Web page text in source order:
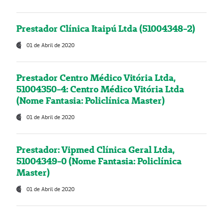
Prestador Clínica Itaipú Ltda (51004348-2)
01 de Abril de 2020
Prestador Centro Médico Vitória Ltda,
51004350-4: Centro Médico Vitória Ltda
(Nome Fantasia: Policlínica Master)
01 de Abril de 2020
Prestador: Vipmed Clínica Geral Ltda,
51004349-0 (Nome Fantasia: Policlínica
Master)
01 de Abril de 2020